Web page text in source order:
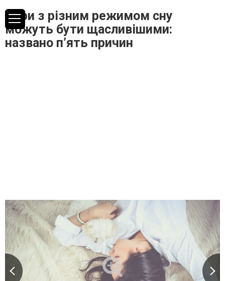
Пари з різним режимом сну
можуть бути щасливішими:
названо п’ять причин